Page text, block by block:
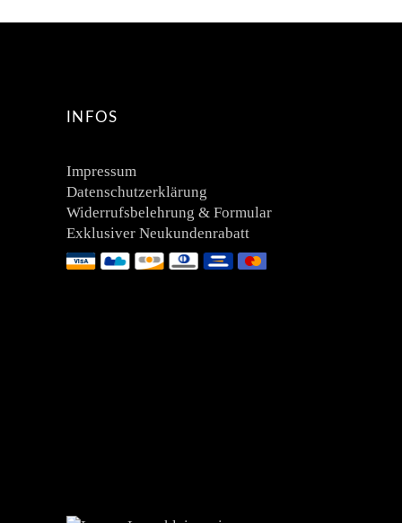
INFOS
Impressum
Datenschutzerklärung
Widerrufsbelehrung & Formular
Exklusiver Neukundenrabatt